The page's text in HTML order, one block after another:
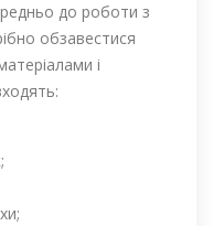
до роботи з
обзавестися
і